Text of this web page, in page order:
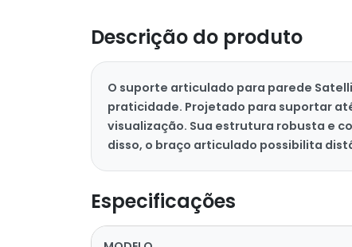
Descrição do produto
O suporte articulado para parede
praticidade. Projetado para suportar
visualização. Sua estrutura robusta e
disso, o braço articulado possibilita
Especificações